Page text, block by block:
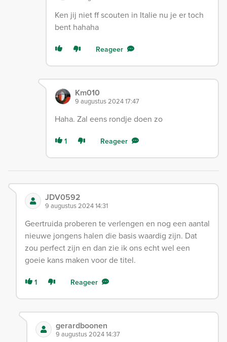
Ken jij niet ff scouten in Italie nu je er toch
bent hahaha
Reageer
Km010
9 augustus 2024 17:47
Haha. Zal eens rondje doen zo
1 Reageer
JDV0592
9 augustus 2024 14:31
Geertruida proberen te verlengen en nog een aantal
nieuwe jongens halen die basis waardig zijn. Dat
zou perfect zijn en dan zie ik ons echt wel een
goeie kans maken voor de titel.
1 Reageer
gerardboonen
9 augustus 2024 14:37